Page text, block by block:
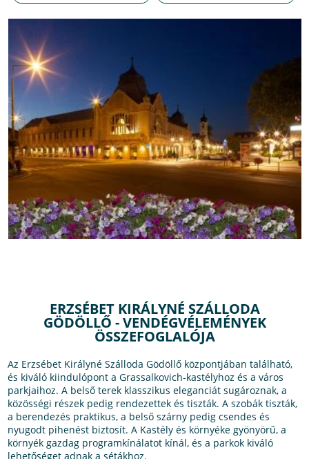
ERZSÉBET KIRÁLYNÉ SZÁLLODA
GÖDÖLLŐ - VENDÉGVÉLEMÉNYEK
ÖSSZEFOGLALÓJA
Az Erzsébet Királyné Szálloda Gödöllő központjában található,
és kiváló kiindulópont a Grassalkovich-kastélyhoz és a város
parkjaihoz. A belső terek klasszikus eleganciát sugároznak, a
közösségi részek pedig rendezettek és tiszták. A szobák tiszták,
a berendezés praktikus, a belső szárny pedig csendes és
nyugodt pihenést biztosít. A Kastély és környéke gyönyörű, a
környék gazdag programkínálatot kínál, és a parkok kiváló
lehetőséget adnak a sétákhoz.